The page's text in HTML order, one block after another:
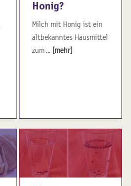
Honig?
Milch mit Honig ist ein
altbekanntes Hausmittel
zum ... [mehr]